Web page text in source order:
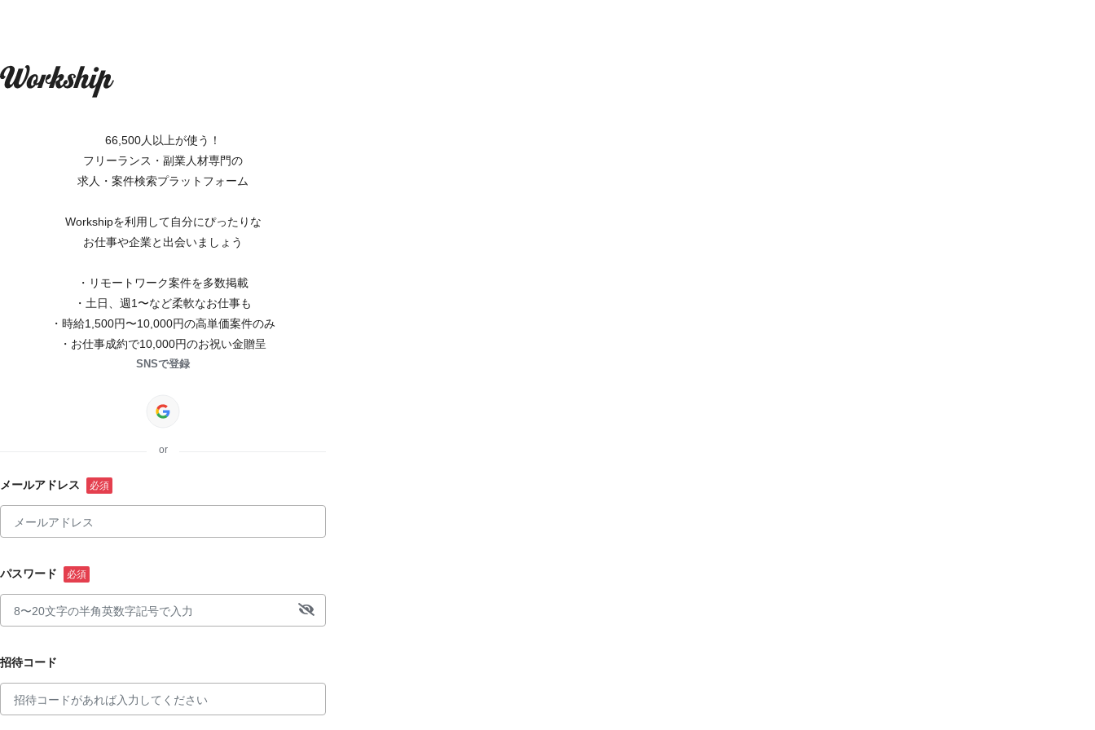
66,500人以上が使う！
フリーランス・副業人材専門の
求人・案件検索プラットフォーム
Workshipを利用して自分にぴったりな
お仕事や企業と出会いましょう
・リモートワーク案件を多数掲載
・土日、週1〜など柔軟なお仕事も
・時給1,500円〜10,000円の高単価案件のみ
・お仕事成約で10,000円のお祝い金贈呈
SNSで登録
or
メールアドレス
パスワード
招待コード